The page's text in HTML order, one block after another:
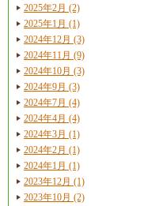
2025年2月 (2)
2025年1月 (1)
2024年12月 (3)
2024年11月 (9)
2024年10月 (3)
2024年9月 (3)
2024年7月 (4)
2024年4月 (4)
2024年3月 (1)
2024年2月 (1)
2024年1月 (1)
2023年12月 (1)
2023年10月 (2)